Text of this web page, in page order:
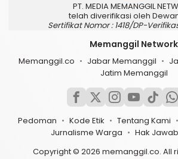
PT. MEDIA MEMANGGIL
telah diverifikasi oleh
Sertifikat Nomor : 1418/DP-
Memanggil Network
Memanggil.co Jabar Memanggil
Jatim Memanggil
Pedoman Kode Etik Tentang Kami
Jurnalisme Warga
Hak
Copyright © 2026 memanggil.co. All